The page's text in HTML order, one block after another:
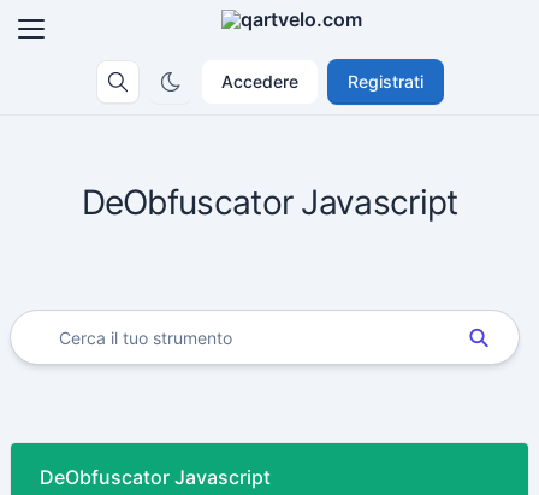
Accedere Registrati
DeObfuscator Javascript
DeObfuscator Javascript